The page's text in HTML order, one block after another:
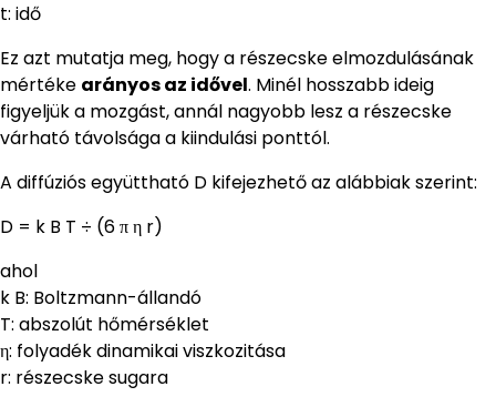
t: idő
Ez azt mutatja meg, hogy a részecske elmozdulásának
mértéke arányos az idővel. Minél hosszabb ideig
figyeljük a mozgást, annál nagyobb lesz a részecske
várható távolsága a kiindulási ponttól.
A diffúziós együttható D kifejezhető az alábbiak szerint:
D = k B T ÷ (6 π η r)
ahol
k B: Boltzmann-állandó
T: abszolút hőmérséklet
η: folyadék dinamikai viszkozitása
r: részecske sugara